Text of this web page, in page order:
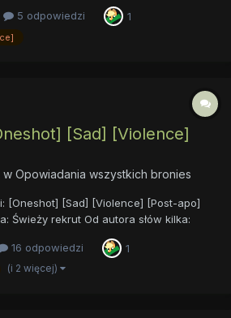
czytania. Księżniczka Cadance i Królowa
5 odpowiedzi 1
[Sad] [Violence]
w Opowiadania wszystkich bronies
[Oneshot] [Sad] [Violence] [Post-apo]
Świeży rekrut Od autora słów kilka:
dla mnie tekst był napisany
sprawia...
16 odpowiedzi 1
(i 2 więcej)